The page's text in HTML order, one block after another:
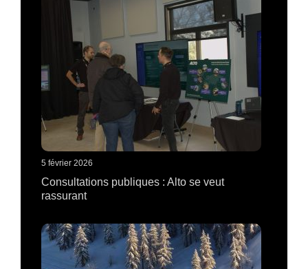
5 février 2026
Consultations publiques : Alto se veut
rassurant